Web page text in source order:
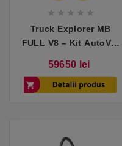
    
Truck Explorer MB
FULL V8 – Kit AutoVEI
Mercedes-Benz
59650 lei